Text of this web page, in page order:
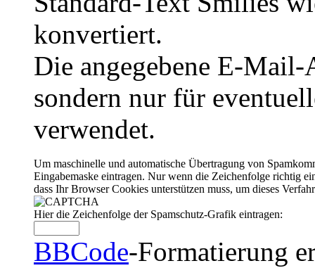
konvertiert.
Die angegebene E-
sondern nur für
verwendet.
Um maschinelle und automatische Übertragung von
Eingabemaske eintragen. Nur wenn die Zeichenfolge richtig
dass Ihr Browser Cookies unterstützen muss, um dieses
Hier die Zeichenfolge der Spamschutz-Grafik eintragen:
BBCode-Formatierung